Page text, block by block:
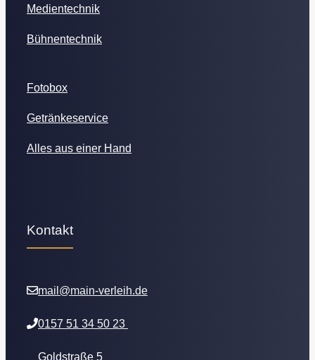
Medientechnik
Bühnentechnik
Fotobox
Getränkeservice
Alles aus einer Hand
Kontakt
mail@main-verleih.de
0157 51 34 50 23
Goldstraße 5